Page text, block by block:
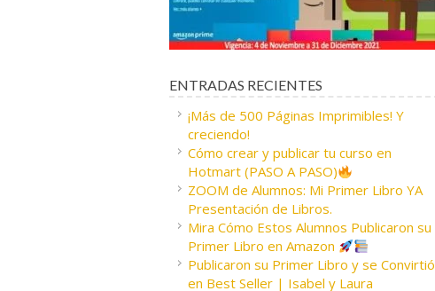
ENTRADAS RECIENTES
¡Más de 500 Páginas Imprimibles! Y
creciendo!
Cómo crear y publicar tu curso en
Hotmart (PASO A PASO)
ZOOM de Alumnos: Mi Primer Libro YA
Presentación de Libros.
Mira Cómo Estos Alumnos Publicaron su
Primer Libro en Amazon
Publicaron su Primer Libro y se Convirtió
en Best Seller | Isabel y Laura